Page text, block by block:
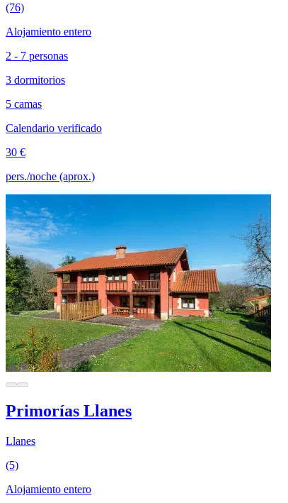
(76)
Alojamiento entero
2 - 7 personas
3 dormitorios
5 camas
Calendario verificado
30 €
pers./noche (aprox.)
Primorías Llanes
Llanes
(5)
Alojamiento entero